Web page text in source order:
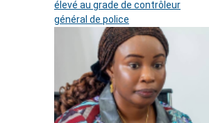
élevé au grade de contrôleur
général de police